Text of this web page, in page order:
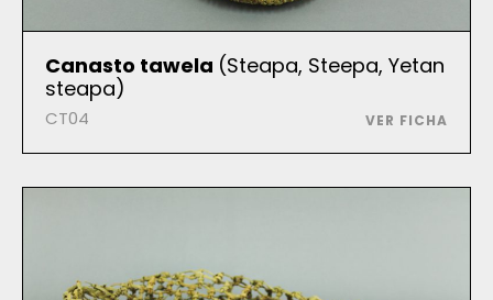
Canasto tawela (Steapa, Steepa, Yetan
steapa)
CT04 VER FICHA